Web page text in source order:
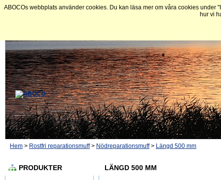
ABOCOs webbplats använder cookies. Du kan läsa mer om våra cookies
hur vi
Hem > Rostfri reparationsmuff> Nödreparationsmuff> Längd 500 mm
PRODUKTER LÄNGD 500 MM